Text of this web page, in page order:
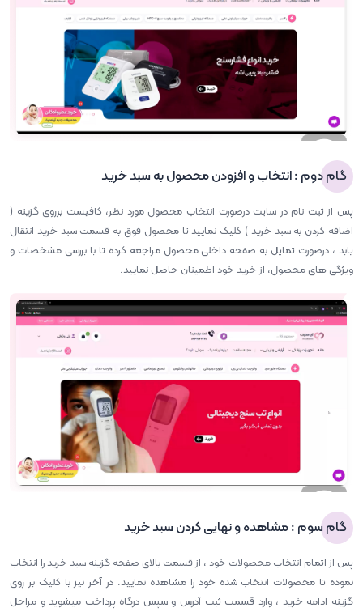
گام دوم : انتخاب و افزودن محصول به سبد خرید
پس از ثبت نام در سایت درصورت انتخاب محصول مورد نظر، کافیست برروی گزینه (
اضافه کردن به سبد خرید ) کلیک نمایید تا محصول فوق به قسمت سبد خرید انتقال
یابد ، درصورت تمایل به صفحه داخلی محصول مراجعه کرده تا با بررسی مشخصات و
ویژگی های محصول، از خرید خود اطمینان حاصل نمایید.
گام سوم : مشاهده و نهایی کردن سبد خرید
پس از اتمام انتخاب محصولات خود ، از قسمت بالای صفحه گزینه سبد خرید را انتخاب
نموده تا محصولات انتخاب شده خود را مشاهده نمایید. در آخر نیز با کلیک بر روی
گزینه ادامه خرید ، وارد قسمت ثبت آدرس و سپس درگاه پرداخت میشوید و مراحل